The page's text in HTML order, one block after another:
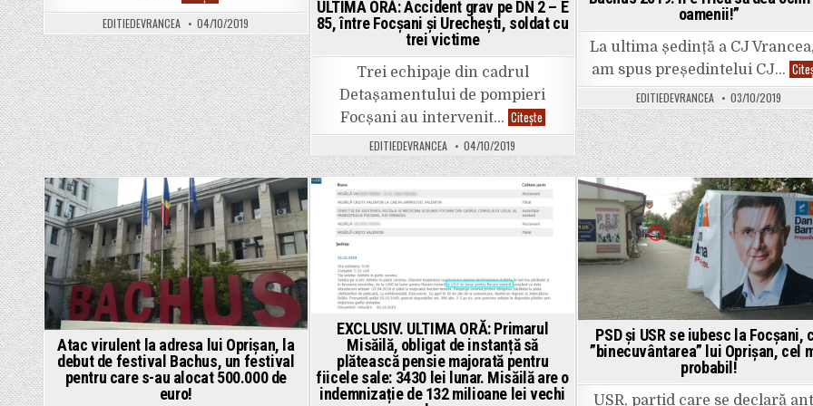
ȘOCANT
la
Bolotești:
Un
bărbat
de
37
de
ani
se
zbate
între
viață
și
moarte
după
ce
a
intrat
cu
mașina
într-
un
microbuz.
BMW-
ul
pe
care-
l
conducea,
”rupt”
în
bucăți!
EDITIEDEVRANCEA 04/10/2019
ULTIMA ORĂ: Accident grav pe DN 2 – E
85, între Focșani și Urechești, soldat cu
trei victime
Trei echipaje din cadrul
Detașamentului de pompieri
Focșani au intervenit… CiteșteULTIMA
ORĂ:
Accident
pe
DN
2
Urechești,
soldat
cu
trei
EDITIEDEVRANCEA 04/10/2019
oamenii!”
La ultima ședință a CJ
am spus președintelui CJ…
EDITIEDEVRANCEA 03/10/2019
Posted
in
Atac virulent la adresa lui Oprișan, la
debut de festival Bachus, un festival
pentru care s-au alocat 500.000 de
euro!
Posted
EXCLUSIV. ULTIMA ORĂ: Primarul
Misăilă, obligat de instanță să
plătească pensie majorată pentru
fiicele sale: 3430 lei lunar. Misăilă are o
indemnizație de 132 milioane lei vechi
Posted
in
PSD și USR se iubesc la Focșani,
”binecuvântarea” lui Oprișan, cel
probabil!
USR, partid care se declară